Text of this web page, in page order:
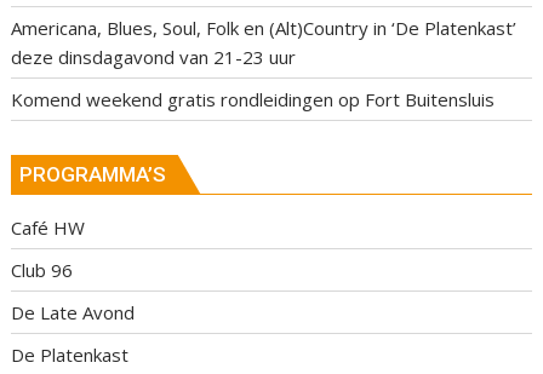
Americana, Blues, Soul, Folk en (Alt)Country in ‘De Platenkast’
deze dinsdagavond van 21-23 uur
Komend weekend gratis rondleidingen op Fort Buitensluis
PROGRAMMA’S
Café HW
Club 96
De Late Avond
De Platenkast